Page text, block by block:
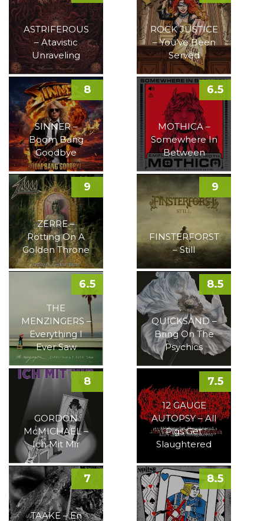
ASTRIFEROUS
– Atavistic
Unraveling
ROCK JUSTICE
– You’ve Been
Served
SINNER –
Boom Bang
Goodbye
8
MOTHICA –
Somewhere In
Between
6.5
ZERRE –
Rotting On A
Golden Throne
9
FINSTERFORST
– Still
9
THE
MENZINGERS –
Everything I
Ever Saw
6.5
QUICKSAND –
Bring On The
Psychics
8.5
GORDON
McMICHAEL –
Ich Mit Mir
8
12 GAUGE
AUTOPSY – All
Pigs Get
Slaughtered
7.5
TAAKE – En
7 8.5